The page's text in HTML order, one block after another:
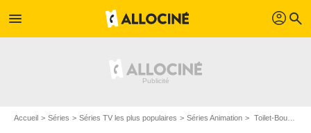
menu profil search
Accueil Séries Séries TV les plus populaires Séries Animation Toilet-Bound Hanako-kun